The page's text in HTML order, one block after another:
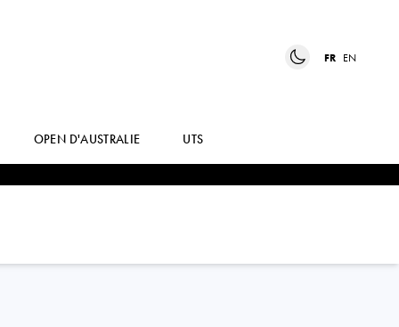
FR EN
OPEN D'AUSTRALIE UTS